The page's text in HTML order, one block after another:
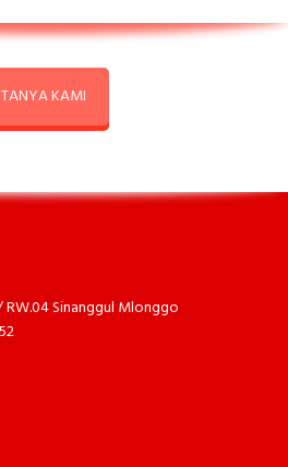
TANYA KAMI
RW.04 Sinanggul Mlonggo